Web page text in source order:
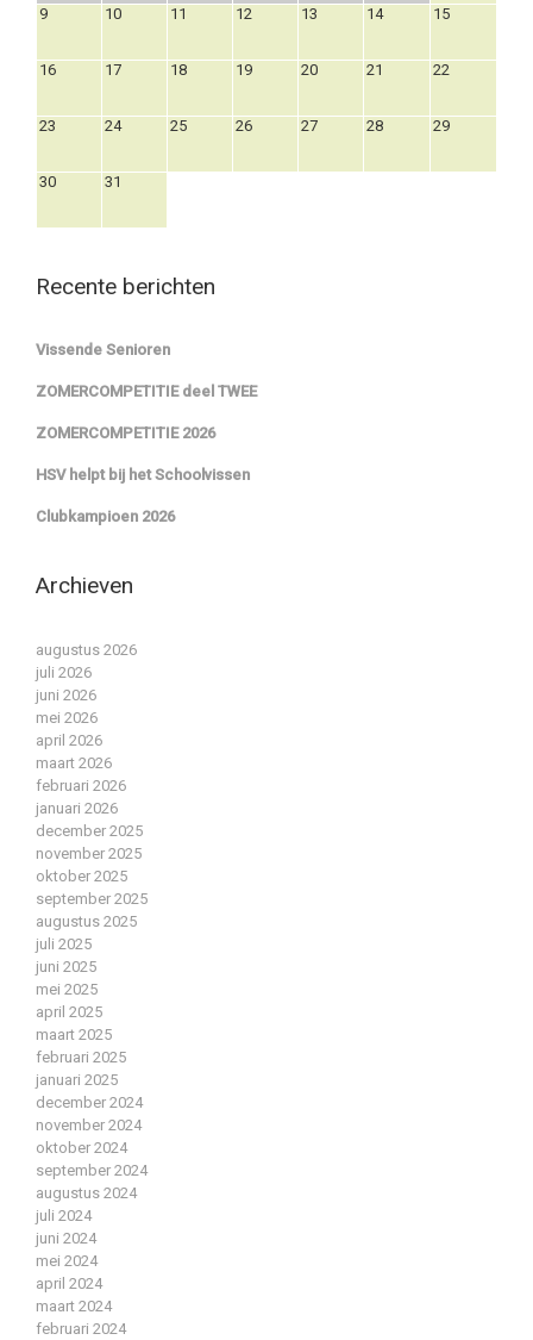
9 10 11 12 13 14 15
16 17 18 19 20 21 22
23 24 25 26 27 28 29
30 31
Recente berichten
Vissende Senioren
ZOMERCOMPETITIE deel TWEE
ZOMERCOMPETITIE 2026
HSV helpt bij het Schoolvissen
Clubkampioen 2026
Archieven
augustus 2026
juli 2026
juni 2026
mei 2026
april 2026
maart 2026
februari 2026
januari 2026
december 2025
november 2025
oktober 2025
september 2025
augustus 2025
juli 2025
juni 2025
mei 2025
april 2025
maart 2025
februari 2025
januari 2025
december 2024
november 2024
oktober 2024
september 2024
augustus 2024
juli 2024
juni 2024
mei 2024
april 2024
maart 2024
februari 2024